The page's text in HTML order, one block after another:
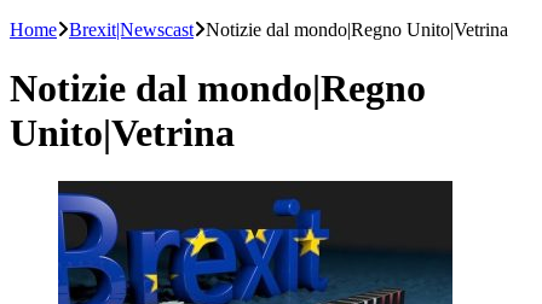
Home Brexit|Newscast Notizie dal mondo|Regno Unito|Vetrina
Notizie dal mondo|Regno
Unito|Vetrina